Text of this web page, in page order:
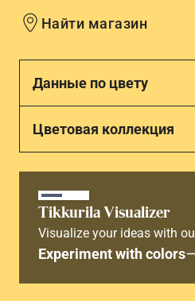
Найти магазин
Данные по цвету
Цветовая коллекция
Tikkurila Visualizer
Visualize your ideas with
Experiment with colors